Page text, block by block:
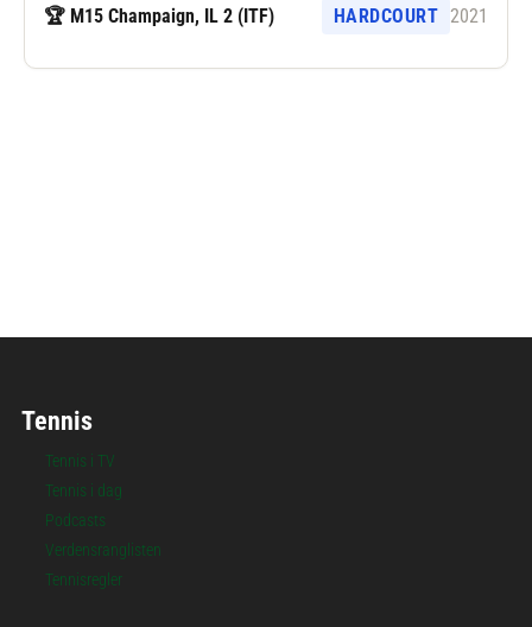
🏆 M15 Champaign, IL 2 (ITF) HARDCOURT 2021
Tennis
Tennis i TV
Tennis i dag
Podcasts
Verdensranglisten
Tennisregler